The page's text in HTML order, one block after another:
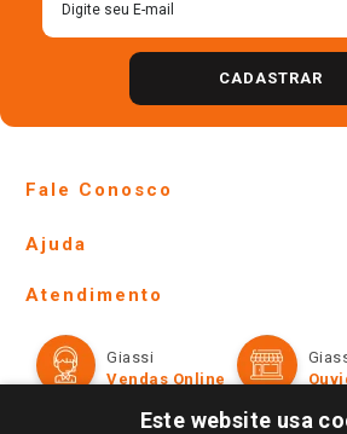
CADASTRAR
Fale Conosco
Lojas Físicas e Horários
Ofertas
Televendas
Ajuda
Formas de Pagamento
Políticas de entrega
Trocas e Devoluções
Atendimento
Giassi
Vendas Online
Este website usa